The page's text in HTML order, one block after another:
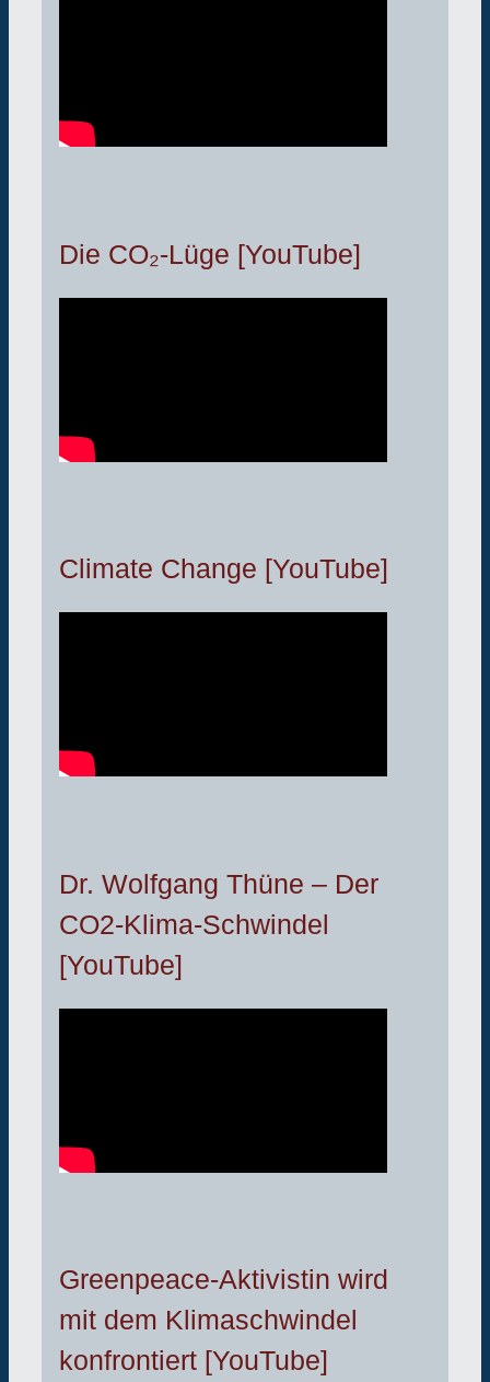
Die CO₂-Lüge [YouTube]
Climate Change [YouTube]
Dr. Wolfgang Thüne – Der
CO2-Klima-Schwindel
[YouTube]
Greenpeace-Aktivistin wird
mit dem Klimaschwindel
konfrontiert [YouTube]